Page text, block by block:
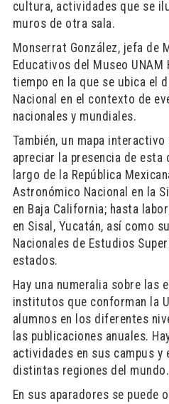
cultura, actividades que se
muros de otra sala.
Monserrat González, jefa de
Educativos del Museo
tiempo en la que se ubica el
Nacional en el contexto de
nacionales y mundiales.
También, un mapa
apreciar la presencia de esta
largo de la República
Astronómico Nacional en la
en Baja California; hasta
en Sisal, Yucatán, así como
Nacionales de Estudios
estados.
Hay una numeralia sobre las
institutos que conforman la
alumnos en los diferentes
las publicaciones anuales.
actividades en sus campus y
distintas regiones del mundo.
En sus aparadores se puede